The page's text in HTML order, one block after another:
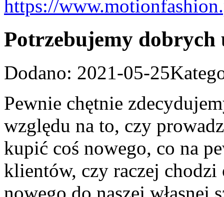
Potrzebujemy dobrych
Dodano: 2021-05-25
Pewnie chętnie
względu na to, czy
kupić coś nowego, co na
klientów, czy raczej chodzi
nowego do naszej własnej